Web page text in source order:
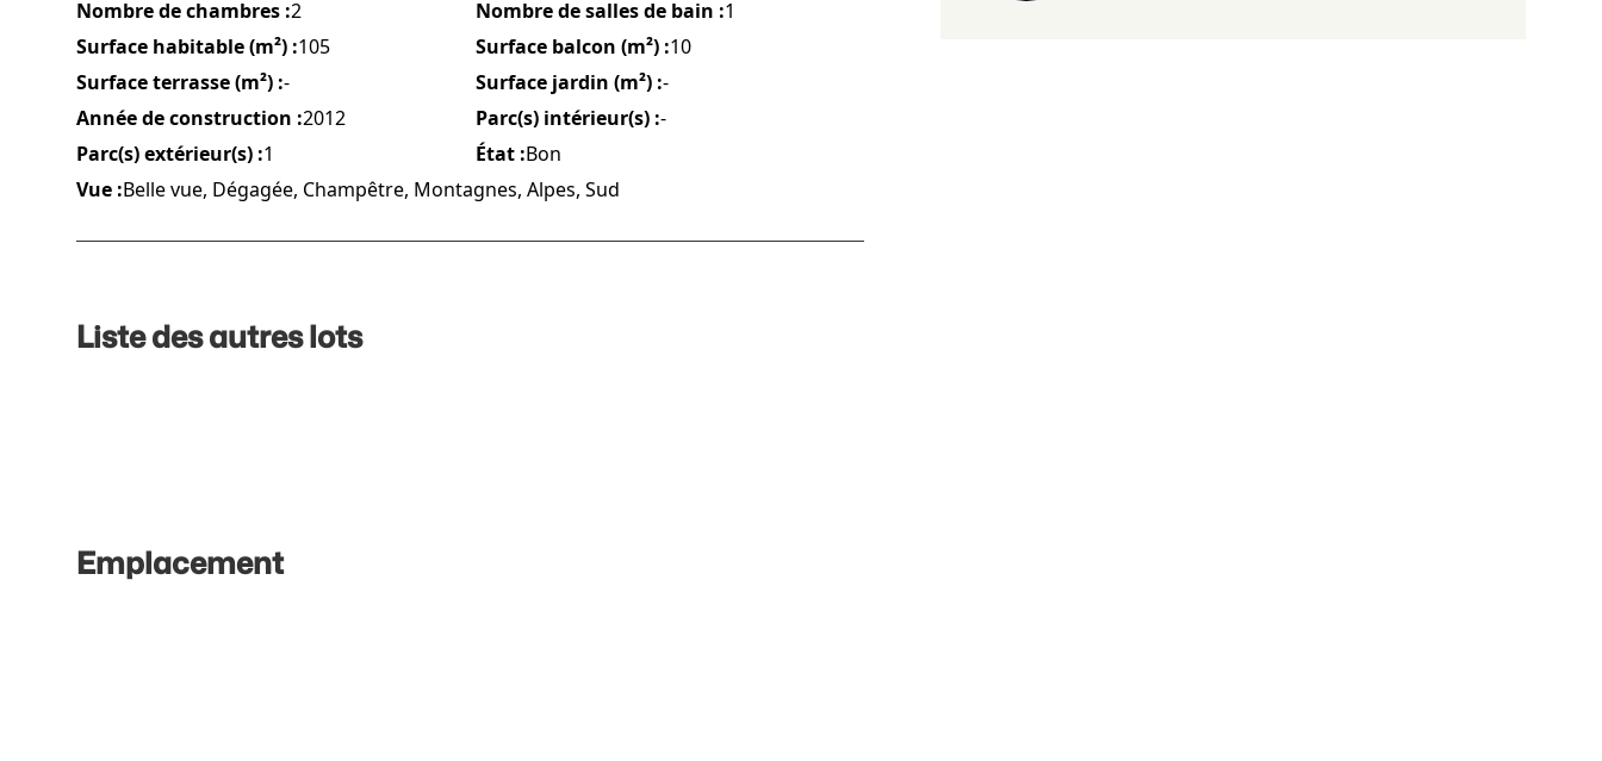
Nombre de chambres :2 Nombre de salles de bain :1
Surface habitable (m²) :105 Surface balcon (m²) :10
Surface terrasse (m²) :- Surface jardin (m²) :-
Année de construction :2012 Parc(s) intérieur(s) :-
Parc(s) extérieur(s) :1 État :Bon
Vue :Belle vue, Dégagée, Champêtre, Montagnes, Alpes, Sud
Liste des autres lots
Emplacement